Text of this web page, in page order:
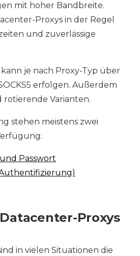
mit hoher Bandbreite.
Proxys in der Regel
und zuverlässige
je nach Proxy-Typ über
erfolgen. Außerdem
rotierende Varianten.
stehen meistens zwei
Passwort
Authentifizierung)
Proxys
in vielen Situationen die